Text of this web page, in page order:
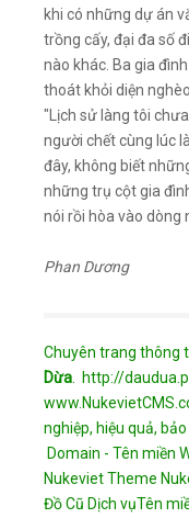
khi có những dự án
trồng cấy, đại đa số
nào khác. Ba gia
thoát khỏi diện nghèo.
"Lịch sử làng tôi
người chết cùng lúc
đây, không biết
những trụ cột gia
nói rồi hòa vào dòng
Phan Dương
Chuyên trang thông
Dừa http://
nghiệp, hiệu quả,
Domain - Tên miền
NukevietTheme
Đồ Cũ Dịch vụTên